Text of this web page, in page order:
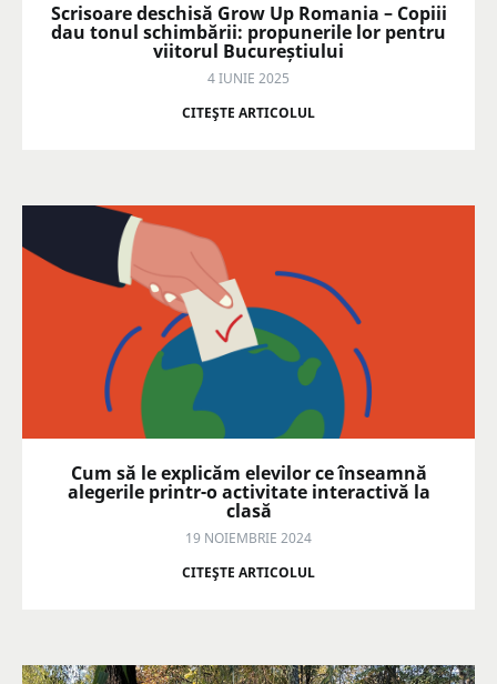
Scrisoare deschisă Grow Up Romania – Copiii
dau tonul schimbării: propunerile lor pentru
viitorul Bucureștiului
4 IUNIE 2025
CITEŞTE ARTICOLUL
Cum să le explicăm elevilor ce înseamnă
alegerile printr-o activitate interactivă la
clasă
19 NOIEMBRIE 2024
CITEŞTE ARTICOLUL